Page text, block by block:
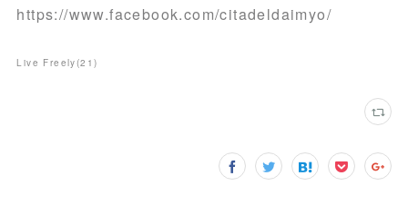
https://www.facebook.com/citadeldaimyo/
Live Freely(21 )